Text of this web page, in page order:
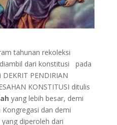
tahunan rekoleksi
dari konstitusi pada
PENDIRIAN
KONSTITUSI ditulis
yang lebih besar, demi
dan demi
diperoleh dari